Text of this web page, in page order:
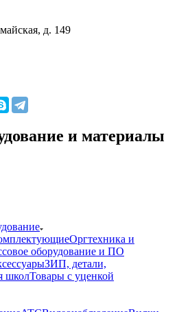
д. 149
и материалы
Оргтехника и
оборудование и ПО
ЗИП, детали,
школТовары с уценкой